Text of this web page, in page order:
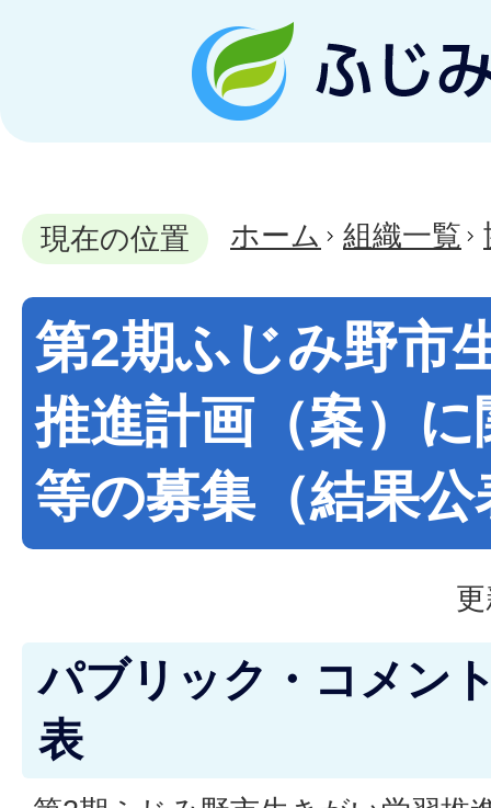
現在の位置 ホーム 組織一覧
第2期ふじみ野市
推進計画（案）
等の募集（結果公
パブリック・コメン
表